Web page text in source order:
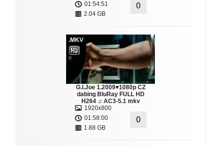
01:54:51
2.04 GB
0
.MKV
G.I.Joe 1.2009♥1080p CZ
dabing BluRay FULL HD
H264 ♫ AC3-5.1 mkv
1920x800
01:58:00
1.88 GB
0